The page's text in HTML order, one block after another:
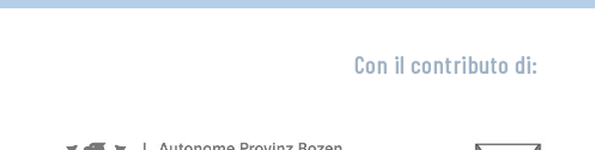
Con il contributo di: